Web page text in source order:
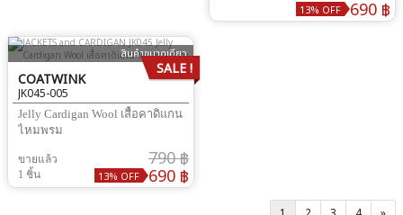
690 ฿
13% OFF
สินค้าขนาดเดียว
COATWINK
JK045-005
Jelly Cardigan Wool เสื้อคาดิแกน
ไหมพรม
ขายแล้ว
1 ชิ้น
790 ฿
690 ฿
13% OFF
SALE !